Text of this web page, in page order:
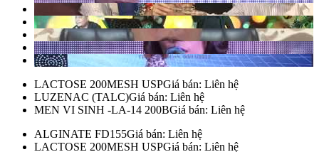
LACTOSE 200MESH USPGiá bán: Liên hệ
LUZENAC (TALC)Giá bán: Liên hệ
MEN VI SINH -LA-14 200BGiá bán: Liên hệ
ALGINATE FD155Giá bán: Liên hệ
LACTOSE 200MESH USPGiá bán: Liên hệ